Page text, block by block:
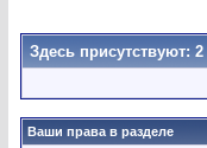
Здесь присутствуют: 2
Ваши права в разделе